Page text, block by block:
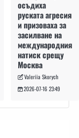
осъдиха
руската агресия
и призоваха за
засилване на
международния
натиск срещу
Москва
Valeriia Skorych
2026-07-16 23:49